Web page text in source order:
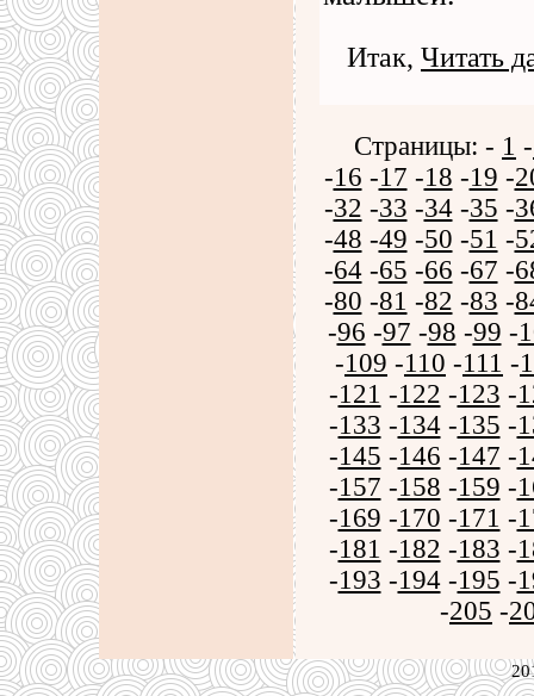
Итак, Читать
Страницы: - 1 -
-16 -17 -18 -19 -
-32 -33 -34-35 -
-48 -49 -50 -51 -
-64-65 -66 -67 -
-80 -81 -82 -83 -
-96 -97 -98 -99 -
-109 -110 -111 -
-121 -122 -123 -
-133 -134-135 -
-145 -146 -147 -
-157 -158 -159 -
-169 -170 -171 -
-181 -182 -183 -
-193 -194-195 -
-205 -